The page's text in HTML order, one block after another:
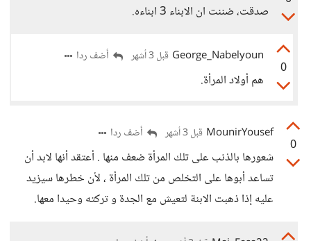
صدقت، ضننت ان الابناء 3 ابناءه.
0
George_Nabelyoun قبل 3 أشهر أضف ردا
هم أولاد المرأة.
0
MounirYousef قبل 3 أشهر أضف ردا
شعورها بالذنب على تلك المرأة ضعف منها . أعتقد أنها لابد أن
تساعد أبوها على التخلص من تلك المرأة ، لأن خطرها سيزيد
عليه إذا ذهبت الابنة لتعيش مع الجدة و تركته وحيدا معها.